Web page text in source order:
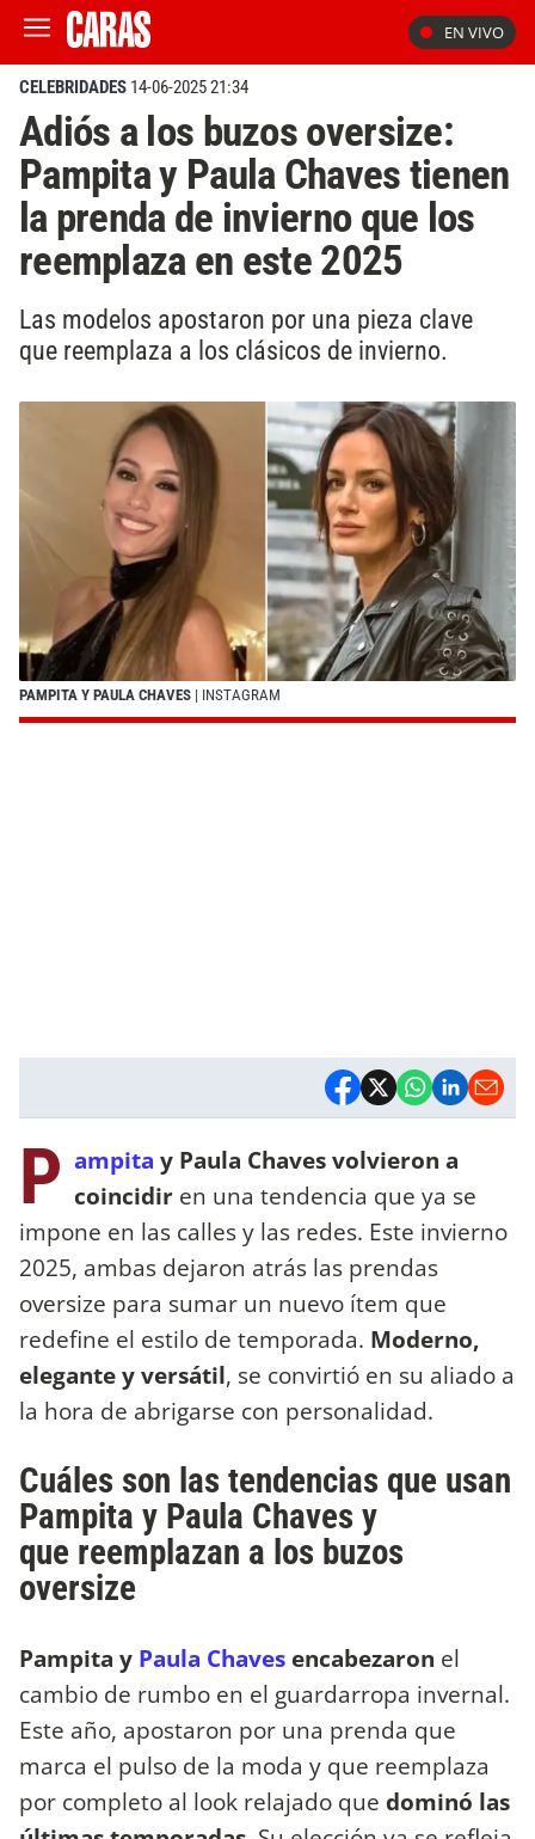
EN VIVO
CELEBRIDADES 14-06-2025 21:34
Adiós a los buzos oversize:
Pampita y Paula Chaves tienen
la prenda de invierno que los
reemplaza en este 2025
Las modelos apostaron por una pieza clave
que reemplaza a los clásicos de invierno.
PAMPITA Y PAULA CHAVES | INSTAGRAM
P ampita y Paula Chaves volvieron a
coincidir en una tendencia que ya se
impone en las calles y las redes. Este invierno
2025, ambas dejaron atrás las prendas
oversize para sumar un nuevo ítem que
redefine el estilo de temporada. Moderno,
elegante y versátil, se convirtió en su aliado a
la hora de abrigarse con personalidad.
Cuáles son las tendencias que usan
Pampita y Paula Chaves y
que reemplazan a los buzos
oversize
Pampita y Paula Chaves encabezaron el
cambio de rumbo en el guardarropa invernal.
Este año, apostaron por una prenda que
marca el pulso de la moda y que reemplaza
por completo al look relajado que dominó las